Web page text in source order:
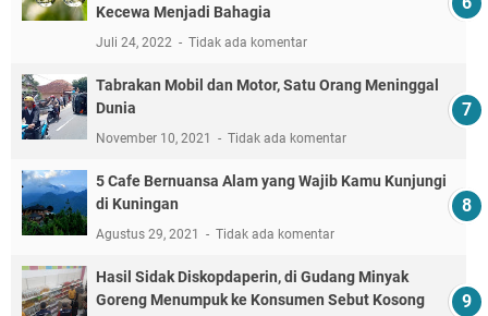
Kecewa Menjadi Bahagia
Juli 24, 2022 Tidak ada komentar
Tabrakan Mobil dan Motor, Satu Orang Meninggal
Dunia
November 10, 2021 Tidak ada komentar
5 Cafe Bernuansa Alam yang Wajib Kamu Kunjungi
di Kuningan
Agustus 29, 2021 Tidak ada komentar
Hasil Sidak Diskopdaperin, di Gudang Minyak
Goreng Menumpuk ke Konsumen Sebut Kosong